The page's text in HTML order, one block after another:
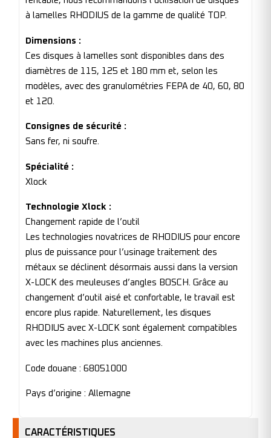
à lamelles RHODIUS de la gamme de qualité TOP.
Dimensions :
Ces disques à lamelles sont disponibles dans des
diamètres de 115, 125 et 180 mm et, selon les
modèles, avec des granulométries FEPA de 40, 60, 80
et 120.
Consignes de sécurité :
Sans fer, ni soufre.
Spécialité :
Xlock
Technologie Xlock :
Changement rapide de l’outil
Les technologies novatrices de RHODIUS pour encore
plus de puissance pour l’usinage traitement des
métaux se déclinent désormais aussi dans la version
X-LOCK des meuleuses d’angles BOSCH. Grâce au
changement d’outil aisé et confortable, le travail est
encore plus rapide. Naturellement, les disques
RHODIUS avec X-LOCK sont également compatibles
avec les machines plus anciennes.
Code douane : 68051000
Pays d’origine : Allemagne
CARACTÉRISTIQUES